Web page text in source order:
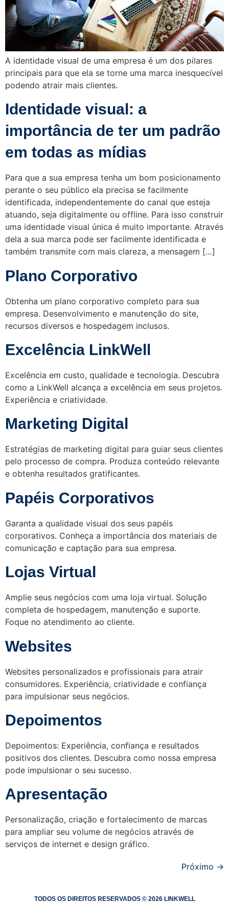
A identidade visual de uma empresa é um dos pilares
principais para que ela se torne uma marca inesquecível
podendo atrair mais clientes.
Identidade visual: a
importância de ter um padrão
em todas as mídias
Para que a sua empresa tenha um bom posicionamento
perante o seu público ela precisa se facilmente
identificada, independentemente do canal que esteja
atuando, seja digitalmente ou offline. Para isso construir
uma identidade visual única é muito importante. Através
dela a sua marca pode ser facilmente identificada e
também transmite com mais clareza, a mensagem […]
Plano Corporativo
Obtenha um plano corporativo completo para sua
empresa. Desenvolvimento e manutenção do site,
recursos diversos e hospedagem inclusos.
Excelência LinkWell
Excelência em custo, qualidade e tecnologia. Descubra
como a LinkWell alcança a excelência em seus projetos.
Experiência e criatividade.
Marketing Digital
Estratégias de marketing digital para guiar seus clientes
pelo processo de compra. Produza conteúdo relevante
e obtenha resultados gratificantes.
Papéis Corporativos
Garanta a qualidade visual dos seus papéis
corporativos. Conheça a importância dos materiais de
comunicação e captação para sua empresa.
Lojas Virtual
Amplie seus negócios com uma loja virtual. Solução
completa de hospedagem, manutenção e suporte.
Foque no atendimento ao cliente.
Websites
Websites personalizados e profissionais para atrair
consumidores. Experiência, criatividade e confiança
para impulsionar seus negócios.
Depoimentos
Depoimentos: Experiência, confiança e resultados
positivos dos clientes. Descubra como nossa empresa
pode impulsionar o seu sucesso.
Apresentação
Personalização, criação e fortalecimento de marcas
para ampliar seu volume de negócios através de
serviços de internet e design gráfico.
Próximo →
TODOS OS DIREITOS RESERVADOS © 2026 LINKWELL